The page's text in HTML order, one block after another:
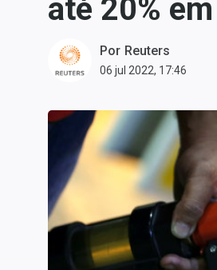
Central dos IPOs
Finanças Pessoais
Economia
Política
Money Trader
até 20%
Por Reuters
06 jul 2022, 17:46